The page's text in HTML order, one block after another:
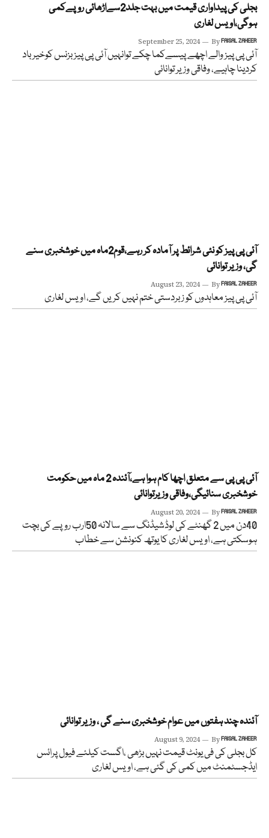
بجلی کی پیداواری قیمت میں بہت جلد2سےاڑھائی روپےکمی
ہوگی،اویس لغاری
September 25, 2024 ByFAISAL ZAHEER
آئی پی پیز والے اچھے پیسےکما چکے توانہیں آئی پی پیز بزنس کوخیرباد
کردینا چاہیے، وفاقی وزیر توانائی
آئی پی پیز کو نئی شرائط پر آمادہ کر رہے،قوم2ماہ میں خوشخبری سنے
گی، وزیر توانائی
August 23, 2024 ByFAISAL ZAHEER
آئی پی پیز معاہدوں کو زبردستی ختم نہیں کریں گے، اویس لغاری
آئی پی پی سے متعلق اچھا کام ہوا ہے،آئندہ 2 ماہ میں حکومت
خوشخبری سنائیگی،وفاقی وزیرتوانائی
August 20, 2024 ByFAISAL ZAHEER
40دن میں 2 گھنٹے کی لوڈشیڈنگ سے سالانہ 50ارب روپے کی بچت
ہوسکتی ہے، اویس لغاری کا یوتھ کنونشن سے خطاب
آئندہ چند ہفتوں میں عوام خوشخبری سنے گی ، وزیر توانائی
August 9, 2024 ByFAISAL ZAHEER
کل بجلی کی فی یونٹ قیمت نہیں بڑھی ،اگست کیلئے فیول پرائس
ایڈجسٹمنٹ میں کمی کی گئی ہے، اویس لغاری